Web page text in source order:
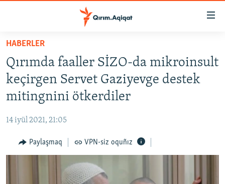
Esas
qaytmaq
Baş
navigatsiyağa
qaytmaq
Qıdıruvğa
qaytmaq
HABERLER
SİYASET
İQTİSADİYAT
MEDENİYET
İNSAN AQLARI
HABERLER
Qırımda faaller SİZO-da mikroinsult
keçirgen Servet Gaziyevge destek
mitingnini ötkerdiler
14 iyül 2021, 21:05
Paylaşmaq VPN-siz oquñız